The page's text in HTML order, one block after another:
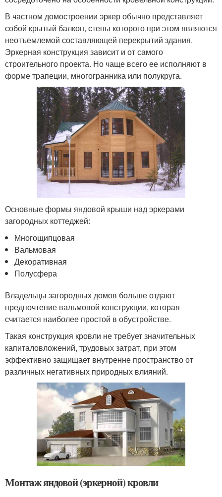
В частном домостроении эркер обычно представляет
собой крытый балкон, стены которого при этом являются
неотъемлемой составляющей перекрытий здания.
Эркерная конструкция зависит и от самого
строительного проекта. Но чаще всего ее исполняют в
форме трапеции, многогранника или полукруга.
Основные формы яндовой крыши над эркерами
загородных коттеджей:
Многощипцовая
Вальмовая
Декоративная
Полусфера
Владельцы загородных домов больше отдают
предпочтение вальмовой конструкции, которая
считается наиболее простой в обустройстве.
Такая конструкция кровли не требует значительных
капиталовложений, трудовых затрат, при этом
эффективно защищает внутренне пространство от
различных негативных природных влияний.
Монтаж яндовой (эркерной) кровли